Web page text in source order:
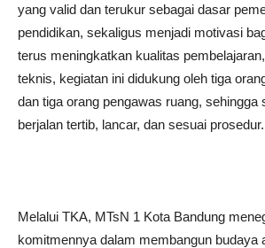
yang valid dan terukur sebagai dasar
pendidikan, sekaligus menjadi motivasi
terus meningkatkan kualitas
teknis, kegiatan ini didukung oleh tiga
dan tiga orang pengawas ruang, sehingga
berjalan tertib, lancar, dan sesuai prosedur.
Melalui TKA, MTsN 1 Kota Bandung
komitmennya dalam membangun budaya